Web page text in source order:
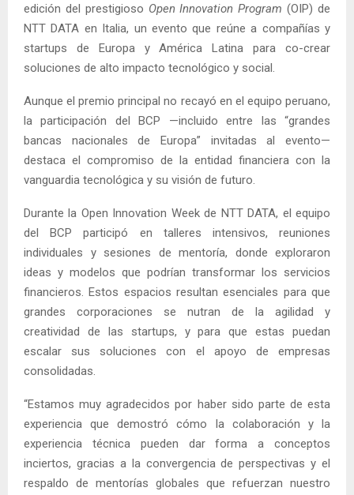
edición del prestigioso Open Innovation Program (OIP) de
NTT DATA en Italia, un evento que reúne a compañías y
startups de Europa y América Latina para co-crear
soluciones de alto impacto tecnológico y social.
Aunque el premio principal no recayó en el equipo peruano,
la participación del BCP —incluido entre las “grandes
bancas nacionales de Europa” invitadas al evento—
destaca el compromiso de la entidad financiera con la
vanguardia tecnológica y su visión de futuro.
Durante la Open Innovation Week de NTT DATA, el equipo
del BCP participó en talleres intensivos, reuniones
individuales y sesiones de mentoría, donde exploraron
ideas y modelos que podrían transformar los servicios
financieros. Estos espacios resultan esenciales para que
grandes corporaciones se nutran de la agilidad y
creatividad de las startups, y para que estas puedan
escalar sus soluciones con el apoyo de empresas
consolidadas.
“Estamos muy agradecidos por haber sido parte de esta
experiencia que demostró cómo la colaboración y la
experiencia técnica pueden dar forma a conceptos
inciertos, gracias a la convergencia de perspectivas y el
respaldo de mentorías globales que refuerzan nuestro